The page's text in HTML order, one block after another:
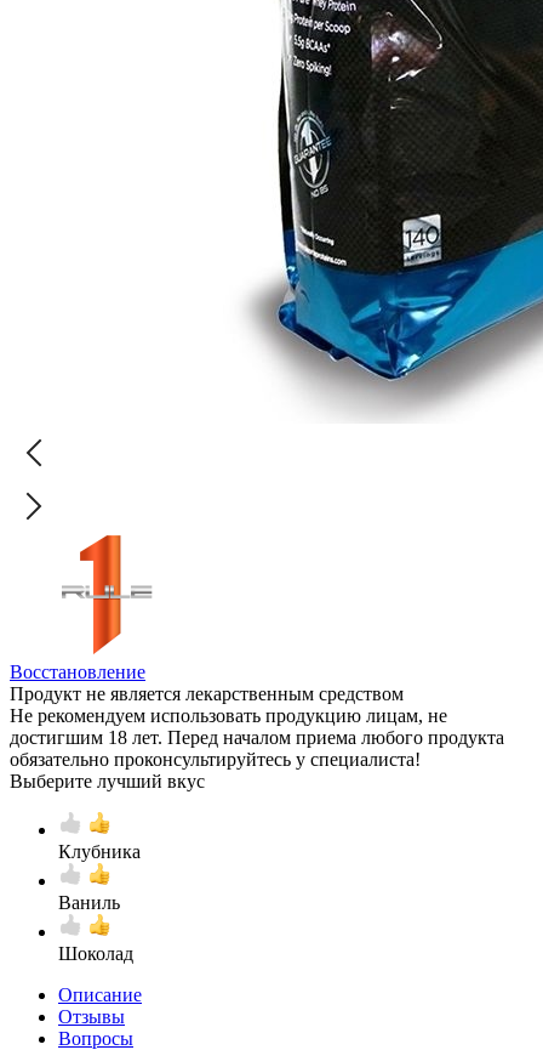
Восстановление
Продукт не является лекарственным средством
Не рекомендуем использовать продукцию лицам, не
достигшим 18 лет. Перед началом приема любого продукта
обязательно проконсультируйтесь у специалиста!
Выберите лучший вкус
Клубника
Ваниль
Шоколад
Описание
Отзывы
Вопросы